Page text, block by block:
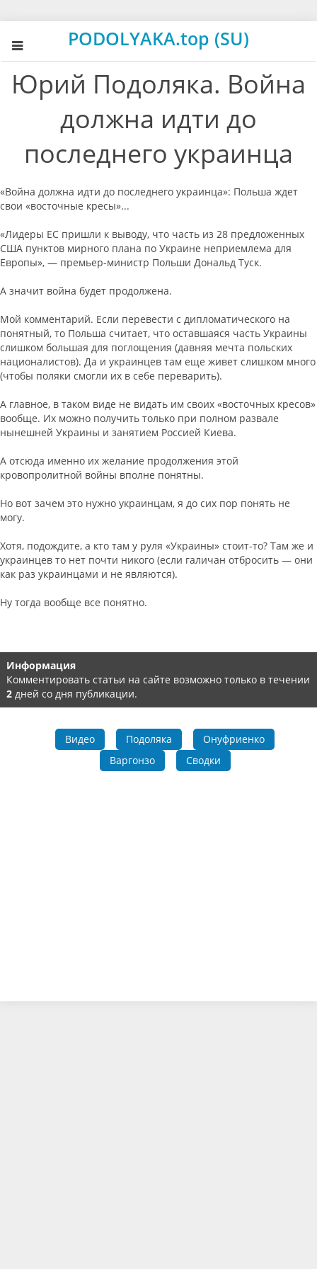
PODOLYAKA.top (SU)
Юрий Подоляка. Война
должна идти до
последнего украинца
«Война должна идти до последнего украинца»: Польша ждет
свои «восточные кресы»...
«Лидеры ЕС пришли к выводу, что часть из 28 предложенных
США пунктов мирного плана по Украине неприемлема для
Европы», — премьер-министр Польши Дональд Туск.
А значит война будет продолжена.
Мой комментарий. Если перевести с дипломатического на
понятный, то Польша считает, что оставшаяся часть Украины
слишком большая для поглощения (давняя мечта польских
националистов). Да и украинцев там еще живет слишком много
(чтобы поляки смогли их в себе переварить).
А главное, в таком виде не видать им своих «восточных кресов»
вообще. Их можно получить только при полном развале
нынешней Украины и занятием Россией Киева.
А отсюда именно их желание продолжения этой
кровопролитной войны вполне понятны.
Но вот зачем это нужно украинцам, я до сих пор понять не
могу.
Хотя, подождите, а кто там у руля «Украины» стоит-то? Там же и
украинцев то нет почти никого (если галичан отбросить — они
как раз украинцами и не являются).
Ну тогда вообще все понятно.
Информация
Комментировать статьи на сайте возможно только в течении
2 дней со дня публикации.
Видео Подоляка
Онуфриенко
Варгонзо
Сводки